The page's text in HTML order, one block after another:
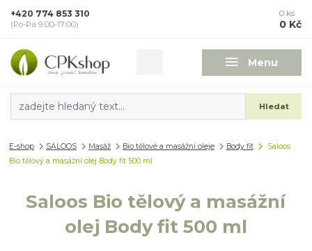
Menu
Hledat
+420 774 853 310
(Po-Pá 9:00-17:00)
0 ks
0 Kč
E-shop SALOOS Masáž Bio tělové a masážní oleje Body fit
Saloos
Bio tělový a masážní olej Body fit 500 ml
Saloos Bio tělový a masážní
olej Body fit 500 ml